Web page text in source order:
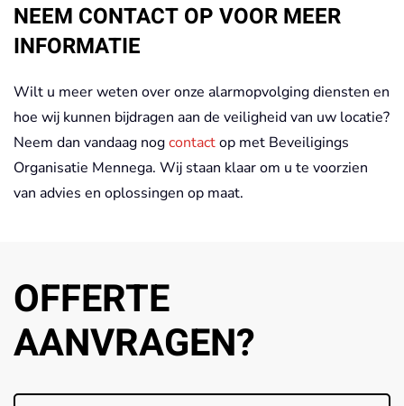
NEEM CONTACT OP VOOR MEER
INFORMATIE
Wilt u meer weten over onze alarmopvolging diensten en
hoe wij kunnen bijdragen aan de veiligheid van uw locatie?
Neem dan vandaag nogcontactop met Beveiligings
Organisatie Mennega. Wij staan klaar om u te voorzien
van advies en oplossingen op maat.
OFFERTE
AANVRAGEN?